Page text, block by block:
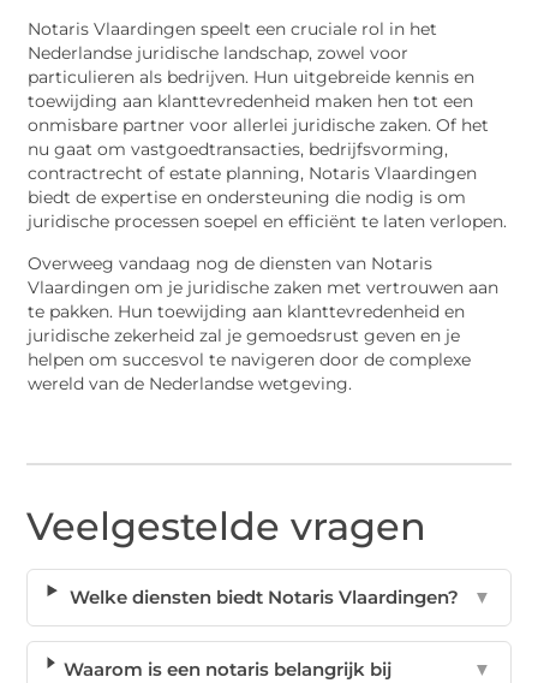
Notaris Vlaardingen speelt een cruciale rol in het
Nederlandse juridische landschap, zowel voor
particulieren als bedrijven. Hun uitgebreide kennis en
toewijding aan klanttevredenheid maken hen tot een
onmisbare partner voor allerlei juridische zaken. Of het
nu gaat om vastgoedtransacties, bedrijfsvorming,
contractrecht of estate planning, Notaris Vlaardingen
biedt de expertise en ondersteuning die nodig is om
juridische processen soepel en efficiënt te laten verlopen.
Overweeg vandaag nog de diensten van Notaris
Vlaardingen om je juridische zaken met vertrouwen aan
te pakken. Hun toewijding aan klanttevredenheid en
juridische zekerheid zal je gemoedsrust geven en je
helpen om succesvol te navigeren door de complexe
wereld van de Nederlandse wetgeving.
Veelgestelde vragen
Welke diensten biedt Notaris Vlaardingen? ▼
Waarom is een notaris belangrijk bij
▼